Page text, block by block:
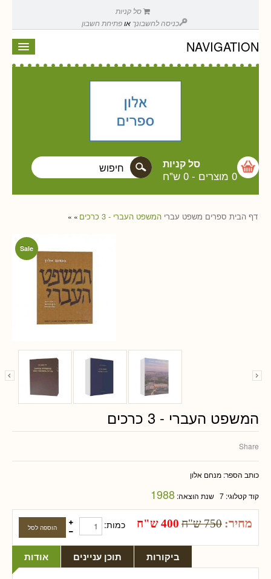
סל קניות
כניסה לחשבונך אופתיחת חשבון
NAVIGATION
סל קניות
0 מוצרים - 0 ש"ח
דף הבית » ספרים משפט עברי » המשפט העברי - 3 כרכים
Sale
המשפט העברי - 3 כרכים
Share
כותב הספר: מנחם אלון
קוד קטלוגי: 7 שנת הוצאה: 1988
מחיר: 750 ש"ח 400 ש"ח כמות:
אודות תוכן עניינים ביקורות